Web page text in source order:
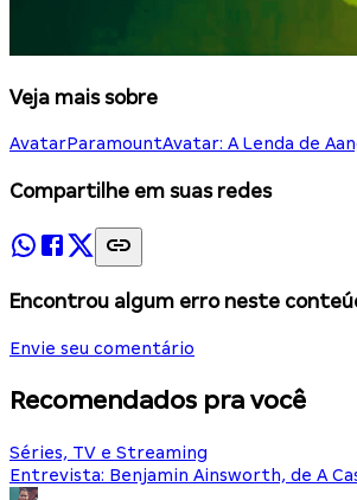
Veja mais sobre
AvatarParamountAvatar: A Lenda de
Compartilhe em suas redes
Encontrou algum erro neste
Envie seu comentário
Recomendados pra você
Séries, TV e Streaming
Entrevista: Benjamin Ainsworth, de A